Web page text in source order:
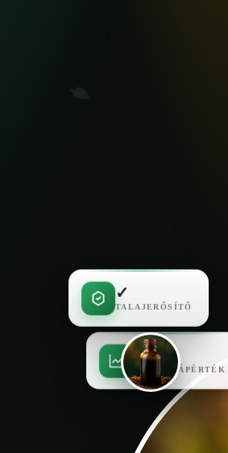
✓
MAGAS TÁPÉRTÉK
✓
TALAJERŐSÍTŐ